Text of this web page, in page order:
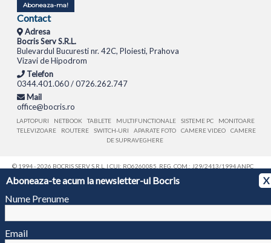
Aboneaza-te acum la newsletter-ul Bocris
X
Nume Prenume
Email
Aboneaza-ma!
Contact
Adresa
Bocris Serv S.R.L.
Bulevardul Bucuresti nr. 42C, Ploiesti, Prahova
Vizavi de Hipodrom
Telefon
0344.401.060 / 0726.262.747
Mail
office@bocris.ro
LAPTOPURI NETBOOK TABLETE MULTIFUNCTIONALE SISTEME PC
MONITOARE
TELEVIZOARE
ROUTERE SWITCH-URI APARATE FOTO CAMERE VIDEO
CAMERE
DE SUPRAVEGHERE
© 1994 - 2026 BOCRIS SERV S.R.L. | CUI: RO6260085, REG. COM.: J29/2413/1994ANPC